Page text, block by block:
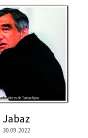
Jabaz
30.09.2022